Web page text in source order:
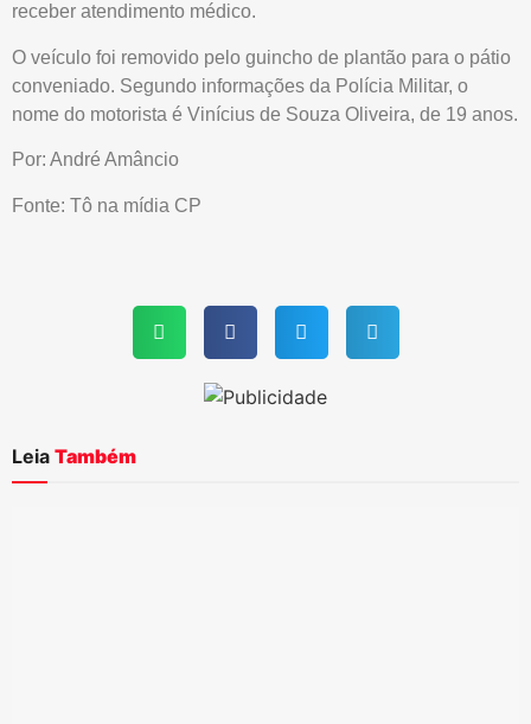
receber atendimento médico.
O veículo foi removido pelo guincho de plantão para o pátio
conveniado. Segundo informações da Polícia Militar, o
nome do motorista é Vinícius de Souza Oliveira, de 19 anos.
Por: André Amâncio
Fonte: Tô na mídia CP
Leia Também